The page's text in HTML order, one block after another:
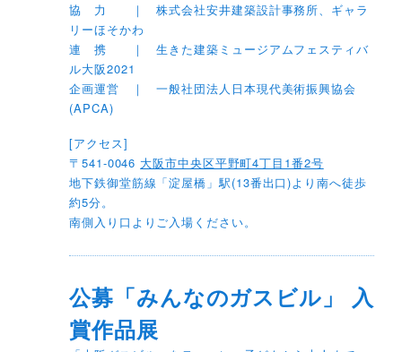
協 力 ｜ 株式会社安井建築設計事務所、ギャラ
リーほそかわ
連 携 ｜ 生きた建築ミュージアムフェスティバ
ル大阪2021
企画運営 ｜ 一般社団法人日本現代美術振興協会
(APCA)
[アクセス]
〒541-0046 大阪市中央区平野町4丁目1番2号
地下鉄御堂筋線「淀屋橋」駅(13番出口)より南へ徒歩
約5分。
南側入り口よりご入場ください。
公募「みんなのガスビル」 入
賞作品展